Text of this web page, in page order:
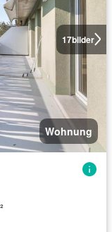
17bilder
Wohnung